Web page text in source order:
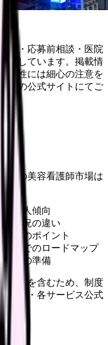
知・応募前相談・医院
置しています。掲載情
確性には細心の注意を
スの公式サイトにてご
日
京の美容看護師市場は
と求人傾向
人状況の違い
渉のポイント
までのロードマップ
ための準備
内容を含むため、制度
務先・各サービス公式